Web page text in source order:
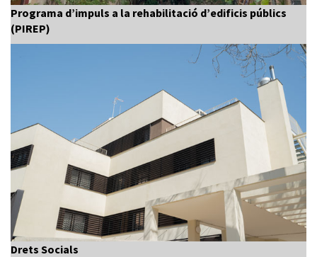
Programa d’impuls a la rehabilitació d’edificis públics
(PIREP)
Drets Socials